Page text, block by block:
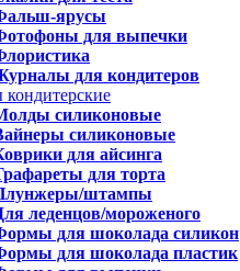
ярусы
для выпечки
для кондитеров
силиконовые
силиконовые
для айсинга
для торта
штампы
леденцов/мороженого
для шоколада силикон
для шоколада пластик